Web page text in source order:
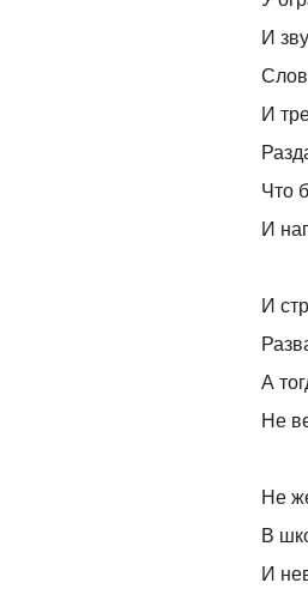
И
И
Что
И
И
А
Не
Не
В
И